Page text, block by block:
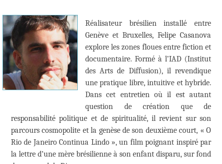
Réalisateur brésilien installé entre
Genève et Bruxelles, Felipe Casanova
explore les zones floues entre fiction et
documentaire. Formé à l’IAD (Institut
des Arts de Diffusion), il revendique
une pratique libre, intuitive et hybride.
Dans cet entretien où il est autant
question de création que de
responsabilité politique et de spiritualité, il revient sur son
parcours cosmopolite et la genèse de son deuxième court, « O
Rio de Janeiro Continua Lindo », un film poignant inspiré par
la lettre d’une mère brésilienne à son enfant disparu, sur fond